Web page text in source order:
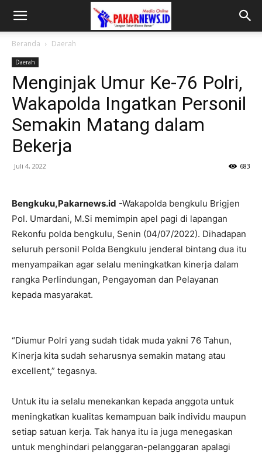
Beranda Daerah
Daerah
Menginjak Umur Ke-76 Polri,
Wakapolda Ingatkan Personil
Semakin Matang dalam
Bekerja
Juli 4, 2022 683
Bengkuku,Pakarnews.id -Wakapolda bengkulu Brigjen
Pol. Umardani, M.Si memimpin apel pagi di lapangan
Rekonfu polda bengkulu, Senin (04/07/2022). Dihadapan
seluruh personil Polda Bengkulu jenderal bintang dua itu
menyampaikan agar selalu meningkatkan kinerja dalam
rangka Perlindungan, Pengayoman dan Pelayanan
kepada masyarakat.
“Diumur Polri yang sudah tidak muda yakni 76 Tahun,
Kinerja kita sudah seharusnya semakin matang atau
excellent,” tegasnya.
Untuk itu ia selalu menekankan kepada anggota untuk
meningkatkan kualitas kemampuan baik individu maupun
setiap satuan kerja. Tak hanya itu ia juga menegaskan
untuk menghindari pelanggaran-pelanggaran apalagi